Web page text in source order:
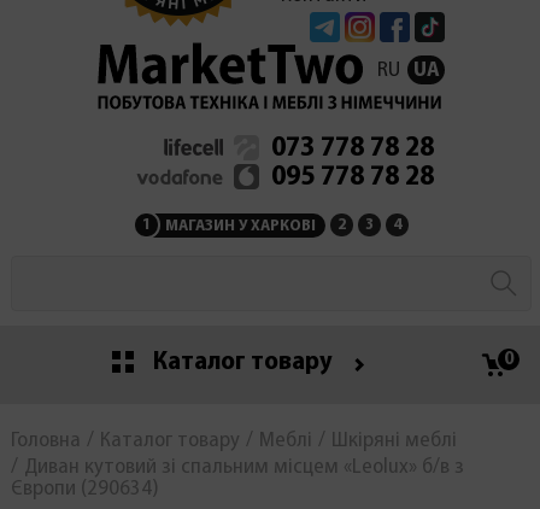
TelegramInstagramFacebook
RU UA
073 778 78 28
095 778 78 28
1 МАГАЗИН У ХАРКОВІ 2 МАГАЗИН НА
3 СЕРВІСНИЙ ЦЕНТР
4
Каталог товару 0
Головна Каталог товару Меблі
Шкіряні меблі
Диван кутовий зі спальним місцем «Leolux» б/в з
Європи (290634)